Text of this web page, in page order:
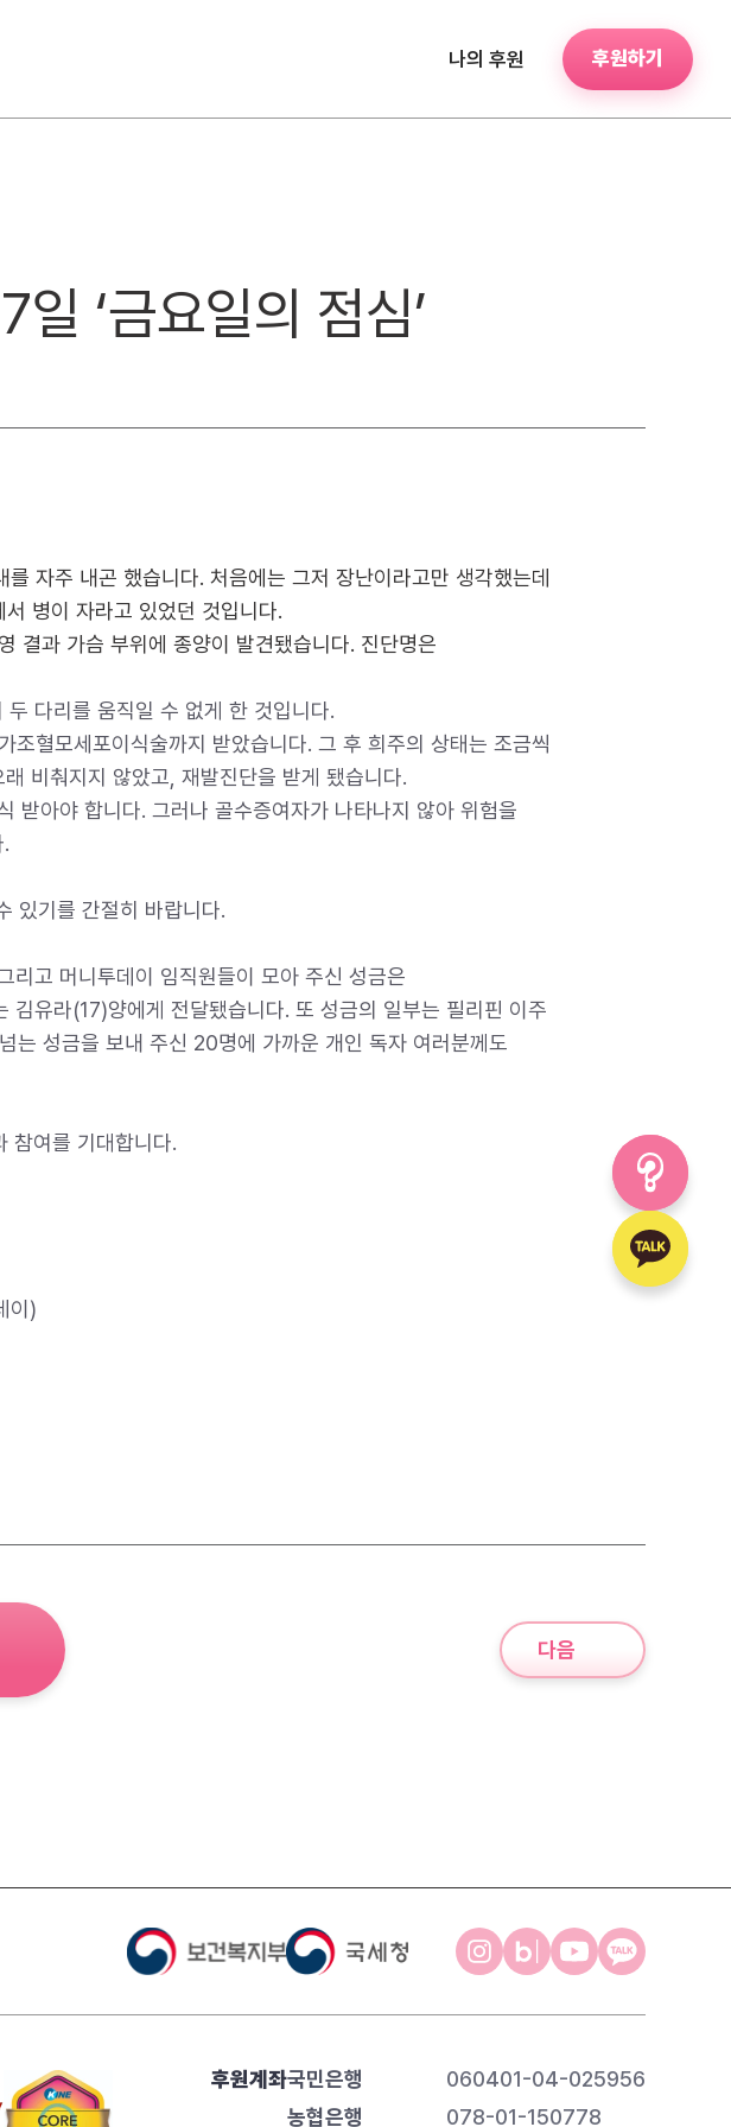
나의 후원 후원하기
‘금요일의 점심’
자주 내곤 했습니다. 처음에는 그저 장난이라고만 생각했는데
병이 자라고 있었던 것입니다.
결과 가슴 부위에 종양이 발견됐습니다. 진단명은
다리를 움직일 수 없게 한 것입니다.
혈모세포이식술까지 받았습니다. 그 후 희주의 상태는 조금씩
비춰지지 않았고, 재발진단을 받게 됐습니다.
받아야 합니다. 그러나 골수증여자가 나타나지 않아 위험을
있기를 간절히 바랍니다.
리고 머니투데이 임직원들이 모아 주신 성금은
유라(17)양에게 전달됐습니다. 또 성금의 일부는 필리핀 이주
는 성금을 보내 주신 20명에 가까운 개인 독자 여러분께도
참여를 기대합니다.
이)
다음
후원계좌국민은행
060401-04-025956
농협은행
078-01-150778